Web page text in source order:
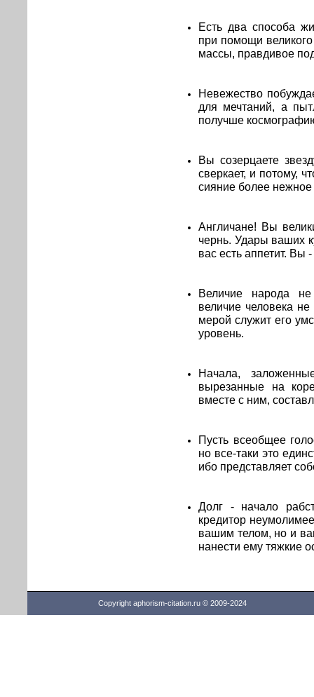
Есть два способа
при помощи
массы, правдивое
Невежество
для мечтаний, а
получше
Вы созерцаете
сверкает, и потому,
сияние более
Англичане! Вы
чернь. Удары ваших
вас есть аппетит.
Величие народа не
величие человека
мерой служит его
уровень.
Начала,
вырезанные на
вместе с ним,
Пусть всеобщее
но все-таки это
ибо представляет
Долг - начало
кредитор
вашим телом, но и
нанести ему тяжкие
Copyright aphorism-citation.ru © 2009-2024